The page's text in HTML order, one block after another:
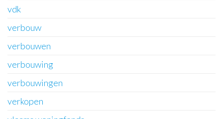
vdk
verbouw
verbouwen
verbouwing
verbouwingen
verkopen